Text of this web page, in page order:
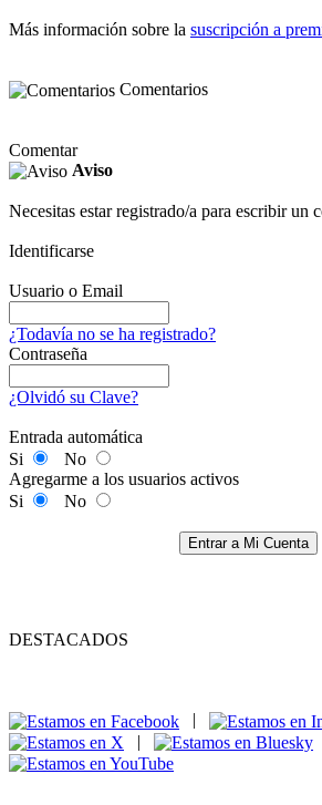
Más información sobre la suscripción a
Comentarios
Comentar
Aviso
Necesitas estar registrado/a para escribir un
Identificarse
Usuario o Email
¿Todavía no se ha registrado?
Contraseña
¿Olvidó su Clave?
Entrada automática
Si
No
Agregarme a los usuarios activos
Si
No
Entrar a Mi Cuenta
DESTACADOS
|